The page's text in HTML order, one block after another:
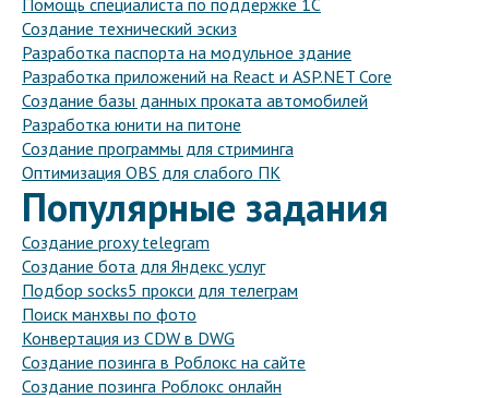
Помощь специалиста по поддержке 1С
Создание технический эскиз
Разработка паспорта на модульное здание
Разработка приложений на React и ASP.NET Core
Создание базы данных проката автомобилей
Разработка юнити на питоне
Создание программы для стриминга
Оптимизация OBS для слабого ПК
Популярные задания
Создание proxy telegram
Создание бота для Яндекс услуг
Подбор socks5 прокси для телеграм
Поиск манхвы по фото
Конвертация из CDW в DWG
Создание позинга в Роблокс на сайте
Создание позинга Роблокс онлайн